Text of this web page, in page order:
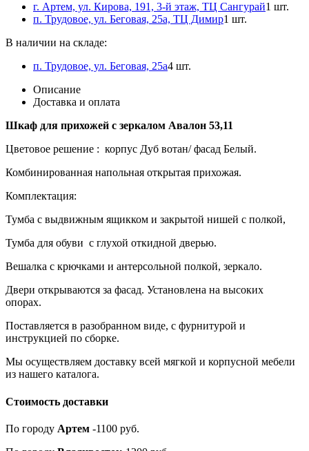
г. Артем, ул. Кирова, 191, 3-й этаж, ТЦ Сангурай1 шт.
п. Трудовое, ул. Беговая, 25а, ТЦ Димир1 шт.
В наличии на складе:
п. Трудовое, ул. Беговая, 25а4 шт.
Описание
Доставка и оплата
Шкаф для прихожей с зеркалом Авалон 53,11
Цветовое решение : корпус Дуб вотан/ фасад Белый.
Комбинированная напольная открытая прихожая.
Комплектация:
Тумба с выдвижным ящикком и закрытой нишей с полкой,
Тумба для обуви с глухой откидной дверью.
Вешалка с крючками и антерсольной полкой, зеркало.
Двери открываются за фасад. Установлена на высоких
опорах.
Поставляется в разобранном виде, с фурнитурой и
инструкцией по сборке.
Мы осуществляем доставку всей мягкой и корпусной мебели
из нашего каталога.
Стоимость доставки
По городу Артем -1100 руб.